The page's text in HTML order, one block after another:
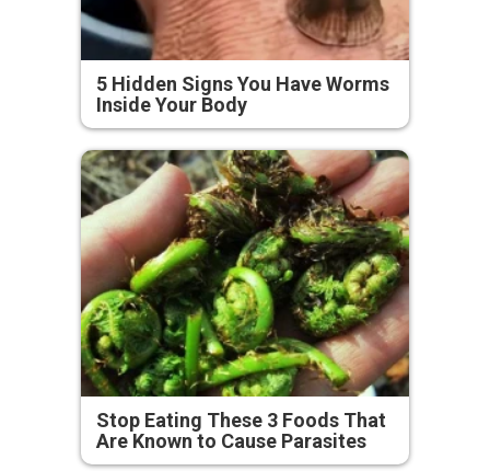
5 Hidden Signs You Have Worms
Inside Your Body
Stop Eating These 3 Foods That
Are Known to Cause Parasites